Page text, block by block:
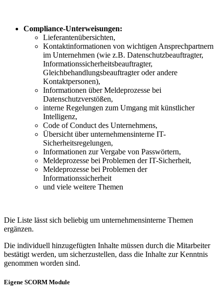
Compliance-Unterweisungen:
Lieferantenübersichten,
Kontaktinformationen von wichtigen Ansprechpartnern
im Unternehmen (wie z.B. Datenschutzbeauftragter,
Informationssicherheitsbeauftragter,
Gleichbehandlungsbeauftragter oder andere
Kontaktpersonen),
Informationen über Meldeprozesse bei
Datenschutzverstößen,
interne Regelungen zum Umgang mit künstlicher
Intelligenz,
Code of Conduct des Unternehmens,
Übersicht über unternehmensinterne IT-
Sicherheitsregelungen,
Informationen zur Vergabe von Passwörtern,
Meldeprozesse bei Problemen der IT-Sicherheit,
Meldeprozesse bei Problemen der
Informationssicherheit
und viele weitere Themen
Die Liste lässt sich beliebig um unternehmensinterne Themen
ergänzen.
Die individuell hinzugefügten Inhalte müssen durch die Mitarbeiter
bestätigt werden, um sicherzustellen, dass die Inhalte zur Kenntnis
genommen worden sind.
Eigene SCORM Module